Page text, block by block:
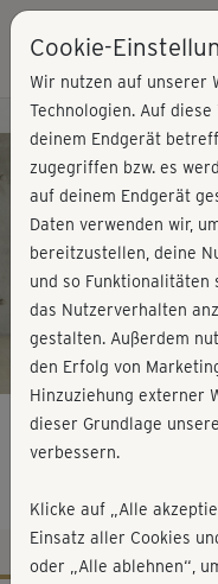
Kursvorschau - Jetzt
Pilates -
Cookie-
Wir nutzen auf unserer
Technologien. Auf
deinem Endgerät
zugegriffen bzw. es
auf deinem Endgerät
Daten verwenden wir,
bereitzustellen, deine
und so Funktionalitäten
das Nutzerverhalten
gestalten. Außerdem
den Erfolg von
Hinzuziehung externer
dieser Grundlage
verbessern.
Klicke auf „Alle
Einsatz aller Cookies
oder „Alle ablehnen“,